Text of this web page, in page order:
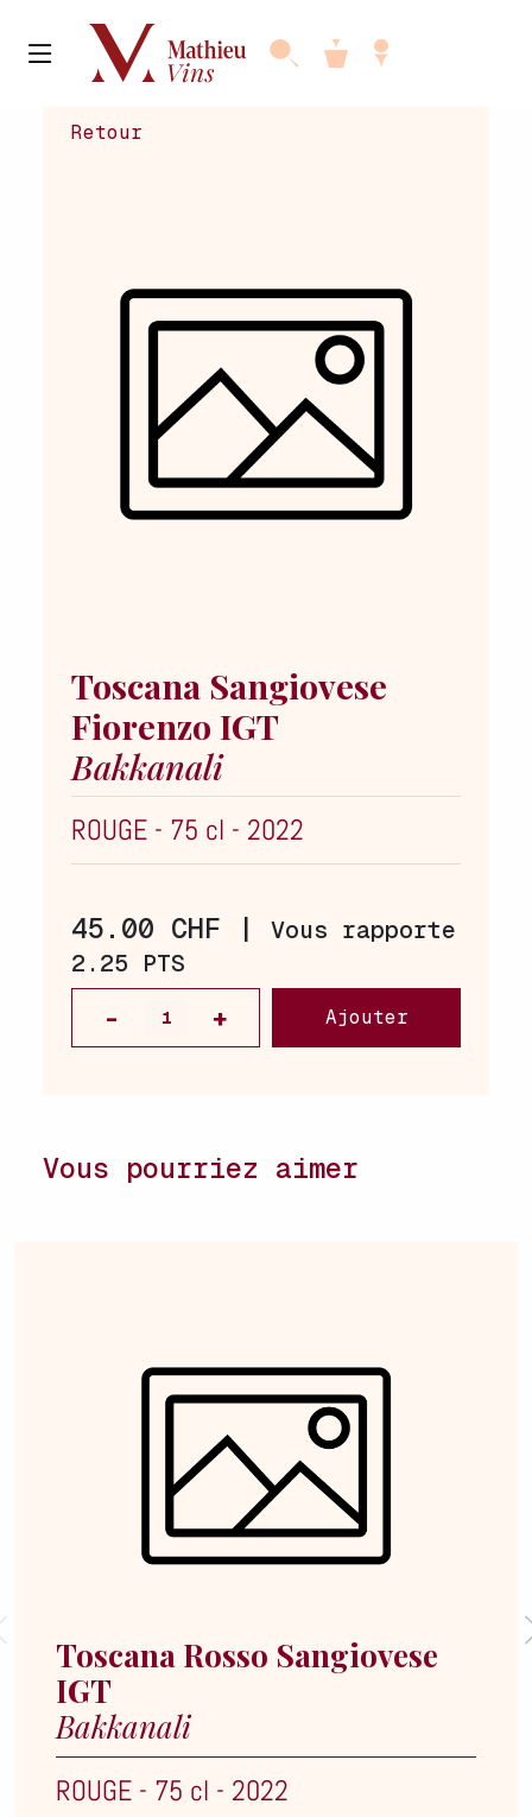
Retour
Toscana Sangiovese
Fiorenzo IGT
Bakkanali
ROUGE - 75 cl - 2022
45.00 CHF | Vous rapporte
2.25 PTS
Ajouter
Vous pourriez aimer
Toscana Rosso Sangiovese
IGT
Bakkanali
ROUGE - 75 cl - 2022